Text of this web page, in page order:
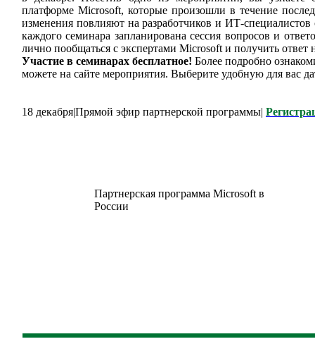
платформе Microsoft, которые произошли в течение
изменения повлияют на разработчиков и ИТ-
каждого семинара запланирована сессия вопросов и
лично пообщаться с экспертами Microsoft и получить
Участие в семинарах бесплатное! Более подробно
можете на сайте мероприятия. Выберите удобную для вас
18 декабря|Прямой эфир партнерской программы|
Партнерская программа Microsoft в
России